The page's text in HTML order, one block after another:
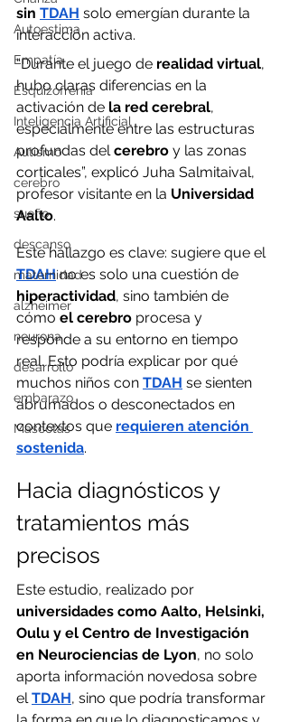
Autoestima
Empatía
Esquizofrenia
Inteligencia Artificial
Autismo
cerebro
sueño
descanso
maternidad
alzheimer
neurona
desarrollo
embarazo
Mascotas
sin TDAH solo emergían durante la
interacción activa.
“Durante el juego de realidad virtual,
hubo claras diferencias en la
activación de la red cerebral,
especialmente entre las estructuras
profundas del cerebro y las zonas
corticales”, explicó Juha Salmitaival,
profesor visitante en la Universidad
Aalto.
Este hallazgo es clave: sugiere que el
TDAH no es solo una cuestión de
hiperactividad, sino también de
cómo el cerebro procesa y
responde a su entorno en tiempo
real. Esto podría explicar por qué
muchos niños con TDAH se sienten
abrumados o desconectados en
contextos que requieren atención
sostenida.
Hacia diagnósticos y
tratamientos más
precisos
Este estudio, realizado por
universidades como Aalto, Helsinki,
Oulu y el Centro de Investigación
en Neurociencias de Lyon, no solo
aporta información novedosa sobre
el TDAH, sino que podría transformar